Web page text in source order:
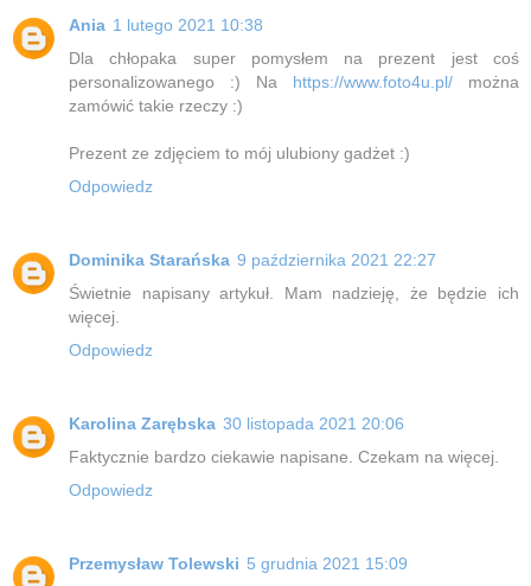
Ania 1 lutego 2021 10:38
Dla chłopaka super pomysłem na prezent jest coś
personalizowanego :) Na https://www.foto4u.pl/ można
zamówić takie rzeczy :)
Prezent ze zdjęciem to mój ulubiony gadżet :)
Odpowiedz
Dominika Starańska 9 października 2021 22:27
Świetnie napisany artykuł. Mam nadzieję, że będzie ich
więcej.
Odpowiedz
Karolina Zarębska 30 listopada 2021 20:06
Faktycznie bardzo ciekawie napisane. Czekam na więcej.
Odpowiedz
Przemysław Tolewski 5 grudnia 2021 15:09